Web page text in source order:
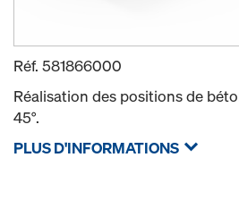
Réf. 581866000
Réalisation des positions de
45°.
PLUS D'INFORMATIONS